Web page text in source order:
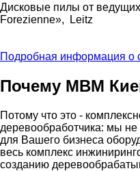
Дисковые пилы от
Forezienne», Leitz
Подробная информация о
Почему МВМ
Потому что это -
деревообработчика: мы
для Вашего бизнеса
весь комплекс
созданию